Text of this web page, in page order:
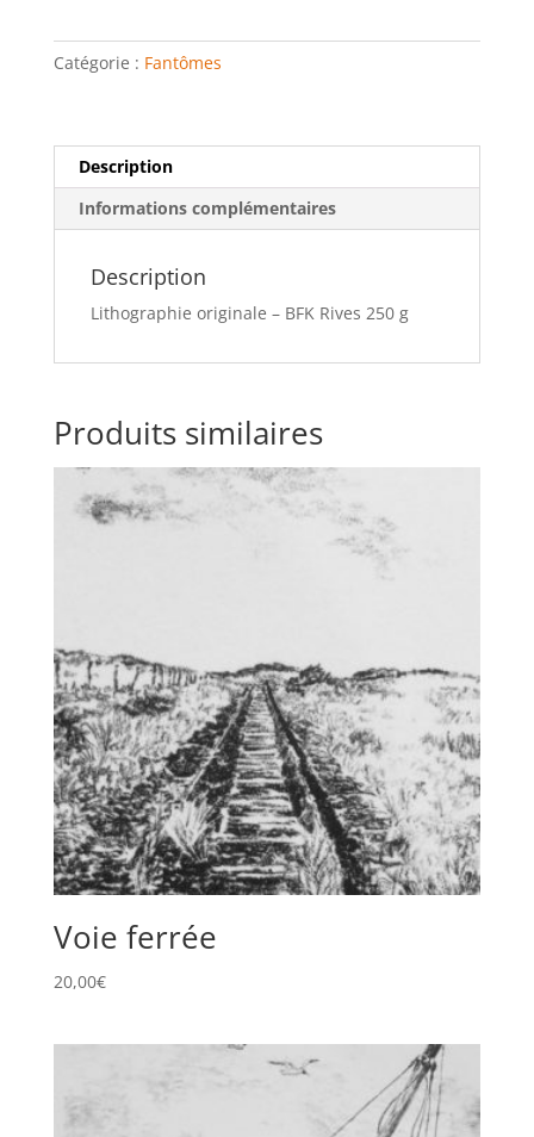
Catégorie : Fantômes
Description
Informations complémentaires
Description
Lithographie originale – BFK Rives 250 g
Produits similaires
Voie ferrée
20,00€